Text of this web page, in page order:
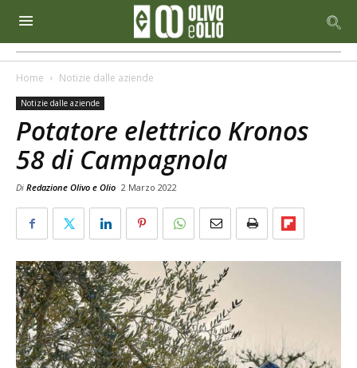
Home Notizie dalle aziende
Notizie dalle aziende
Potatore elettrico Kronos
58 di Campagnola
Di Redazione Olivo e Olio 2 Marzo 2022